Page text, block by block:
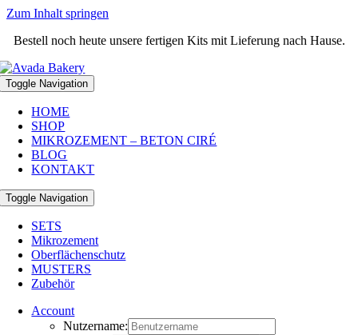
Zum Inhalt springen
Bestell noch heute unsere fertigen Kits mit Lieferung nach Hause.
Toggle Navigation
HOME
SHOP
MIKROZEMENT – BETON CIRÉ
BLOG
KONTAKT
Toggle Navigation
SETS
Mikrozement
Oberflächenschutz
MUSTERS
Zubehör
Account
Nutzername: